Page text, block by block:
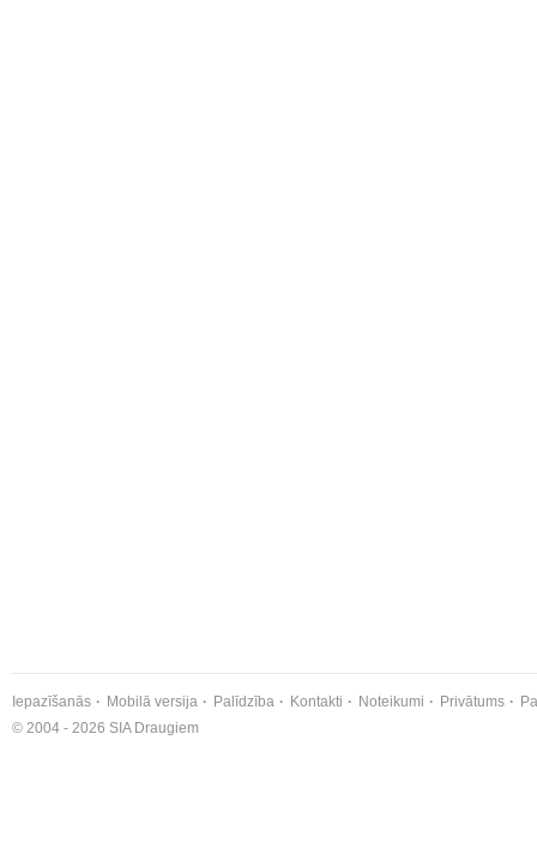
Iepazīšanās Mobilā versija Palīdzība Kontakti Noteikumi Privātums
© 2004 - 2026 SIA Draugiem